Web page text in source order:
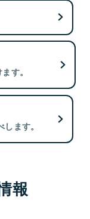
す。
ます。
報